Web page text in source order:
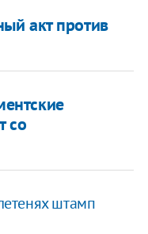
акт против
со
штамп